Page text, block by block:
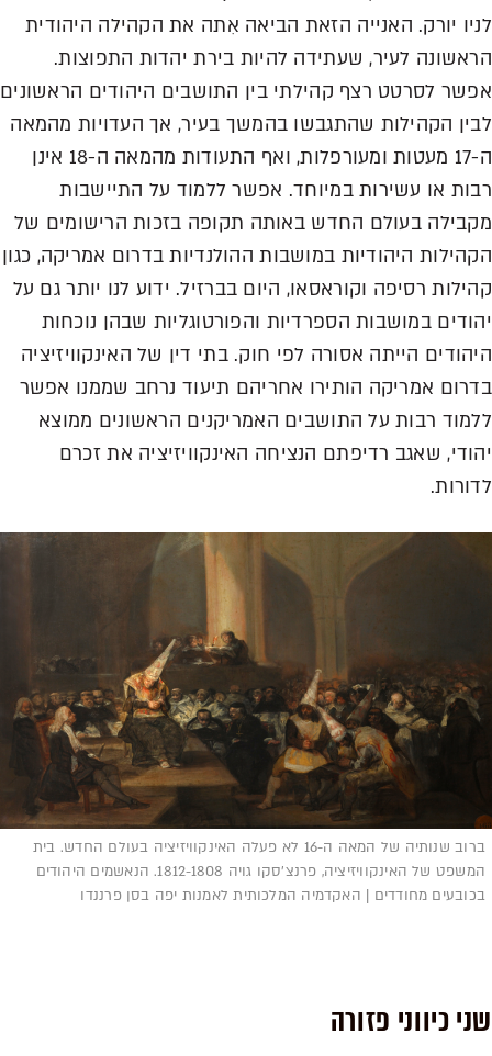
לניו יורק. האנייה הזאת הביאה אִתה את הקהילה היהודית
הראשונה לעיר, שעתידה להיות בירת יהדות התפוצות.
אפשר לסרטט רצף קהילתי בין התושבים היהודים הראשונים
לבין הקהילות שהתגבשו בהמשך בעיר, אך העדויות מהמאה
ה-17 מעטות ומעורפלות, ואף התעודות מהמאה ה-18 אינן
רבות או עשירות במיוחד. אפשר ללמוד על התיישבות
מקבילה בעולם החדש באותה תקופה בזכות הרישומים של
הקהילות היהודיות במושבות ההולנדיות בדרום אמריקה, כגון
קהילות רסיפה וקוראסאו, היום בברזיל. ידוע לנו יותר גם על
יהודים במושבות הספרדיות והפורטוגליות שבהן נוכחות
היהודים הייתה אסורה לפי חוק. בתי דין של האינקוויזיציה
בדרום אמריקה הותירו אחריהם תיעוד נרחב שממנו אפשר
ללמוד רבות על התושבים האמריקנים הראשונים ממוצא
יהודי, שאגב רדיפתם הנציחה האינקוויזיציה את זכרם
לדורות.
ברוב שנותיה של המאה ה-16 לא פעלה האינקוויזיציה בעולם החדש. בית
המשפט של האינקוויזיציה, פרנצ'סקו גויה 1812-1808. הנאשמים היהודים
בכובעים מחודדים | האקדמיה המלכותית לאמנות יפה בסן פרננדו
שני כיווני פזורה